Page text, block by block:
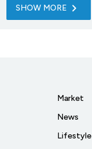
SHOW MORE
Market
News
Lifestyle